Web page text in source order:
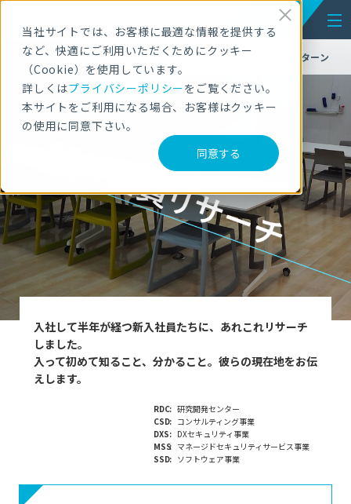
当社サイトでは、お客様に最適な情報を提供する
など、快適にご利用いただくためにクッキー
（Cookie）を使用しています。
詳しくはプライバシーポリシーをご覧ください。
本サイトをご利用になる場合、お客様はクッキー
の使用に同意下さい。
同意する
【28卒】セミナー 【28卒】冬インターン
ENTRY
入社して半年が経つ新入社員たちに、あれこれリサーチ
しました。
入って初めて知ること、分かること。彼らの現在地をお伝
えします。
RDC 研究開発センター
CSD
コンサルティング事業
DXS
DXセキュリティ事業
MSS マネージドセキュリティサービス事業
SSD
ソフトウェア事業